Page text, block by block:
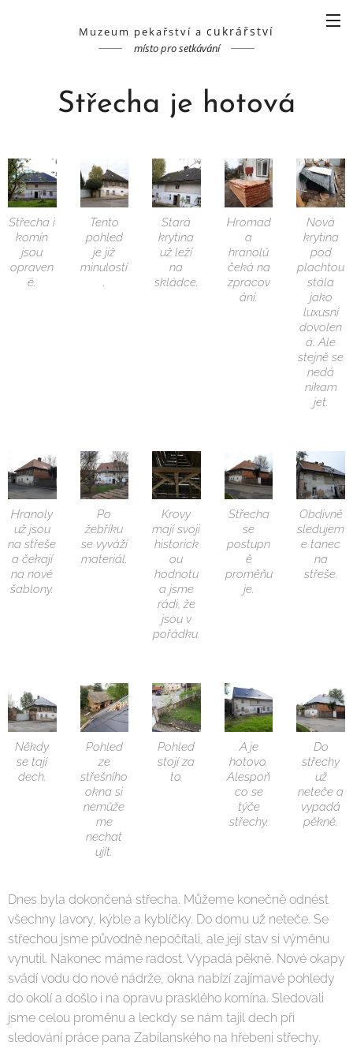
Muzeum pekařství a cukrářství
místo pro setkávání
Střecha je hotová
Střecha i
komín
jsou
opraven
é.
Tento
pohled
je již
minulostí
Stará
krytina
už leží
na
skládce.
Hromad
a
hranolů
čeká na
zpracov
ání.
Nová
krytina
pod
plachtou
stála
jako
luxusní
dovolen
á. Ale
stejně se
nedá
nikam
jet.
Hranoly
už jsou
na střeše
a čekají
na nové
šablony.
Po
žebříku
se vyváží
materiál.
Krovy
mají svoji
historick
ou
hodnotu
a jsme
rádi, že
jsou v
pořádku.
Střecha
se
postupn
ě
proměňu
je.
Obdivně
sledujem
e tanec
na
střeše.
Někdy
se tají
dech.
Pohled
ze
střešního
okna si
nemůže
me
nechat
ujít.
Pohled
stojí za
to.
A je
hotovo.
Alespoň
co se
týče
střechy.
Do
střechy
už
neteče a
vypadá
pěkně.
Dnes byla dokončená střecha. Můžeme konečně odnést
všechny lavory, kýble a kyblíčky. Do domu už neteče. Se
střechou jsme původně nepočítali, ale její stav si výměnu
vynutil. Nakonec máme radost. Vypadá pěkně. Nové okapy
svádí vodu do nové nádrže, okna nabízí zajímavé pohledy
do okolí a došlo i na opravu prasklého komína. Sledovali
jsme celou proměnu a leckdy se nám tajil dech při
sledování práce pana Zabilanského na hřebeni střechy.